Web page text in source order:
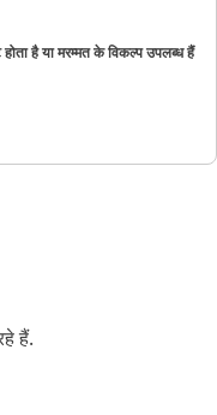
है या मरम्मत के विकल्प उपलब्ध हैं
हैं.